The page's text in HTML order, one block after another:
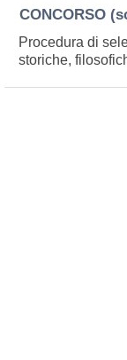
CONCORSO
Procedura di
storiche,